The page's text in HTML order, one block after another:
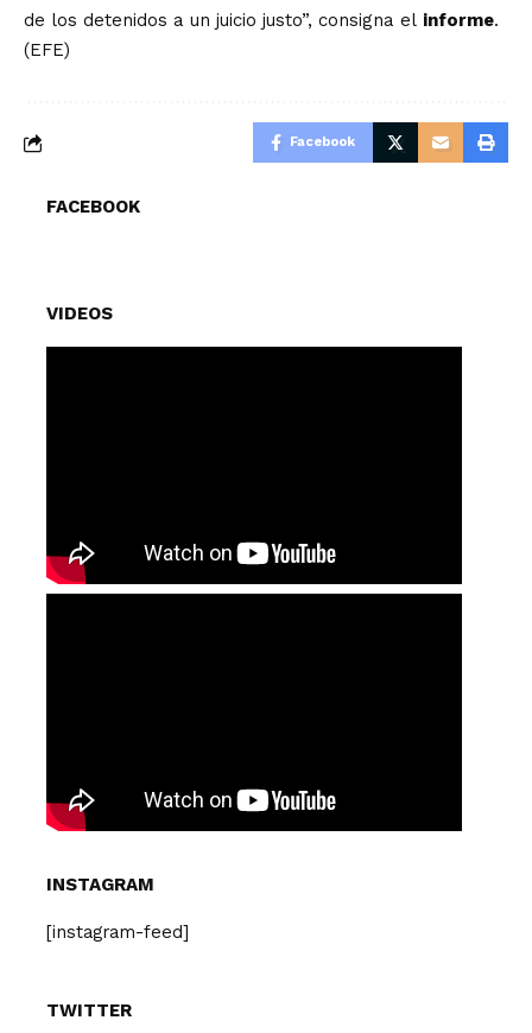
de los detenidos a un juicio justo”, consigna el informe.
(EFE)
Facebook
FACEBOOK
VIDEOS
INSTAGRAM
[instagram-feed]
TWITTER